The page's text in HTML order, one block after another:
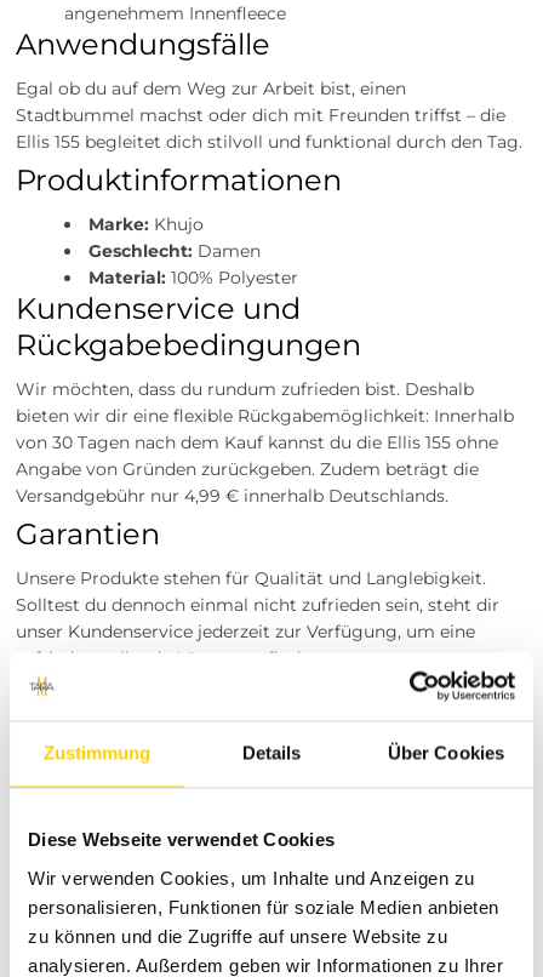
Zustimmung Details Über Cookies
Diese Webseite verwendet Cookies
Wir verwenden Cookies, um Inhalte und Anzeigen zu
personalisieren, Funktionen für soziale Medien anbieten
zu können und die Zugriffe auf unsere Website zu
analysieren. Außerdem geben wir Informationen zu Ihrer
angenehmem Innenfleece
Anwendungsfälle
Egal ob du auf dem Weg zur Arbeit bist, einen
Stadtbummel machst oder dich mit Freunden triffst – die
Ellis 155 begleitet dich stilvoll und funktional durch den Tag.
Produktinformationen
Marke: Khujo
Geschlecht: Damen
Material: 100% Polyester
Kundenservice und
Rückgabebedingungen
Wir möchten, dass du rundum zufrieden bist. Deshalb
bieten wir dir eine flexible Rückgabemöglichkeit: Innerhalb
von 30 Tagen nach dem Kauf kannst du die Ellis 155 ohne
Angabe von Gründen zurückgeben. Zudem beträgt die
Versandgebühr nur 4,99 € innerhalb Deutschlands.
Garantien
Unsere Produkte stehen für Qualität und Langlebigkeit.
Solltest du dennoch einmal nicht zufrieden sein, steht dir
unser Kundenservice jederzeit zur Verfügung, um eine
zufriedenstellende Lösung zu finden.
Jetzt zugreifen!
Worauf wartest du noch? Ergänze deine Garderobe mit der
Ellis 155 und genieße Stil und Komfort in perfekter
Kombination. Bestelle jetzt und profitiere von unseren
Du möchtest vor dem Kauf deine Lieblingsartikel
anprobieren? Besuche einen unserer Tara-M Stores in
Dinslaken, Borken, Rheine, Herne, Bocholt, Coesfeld,